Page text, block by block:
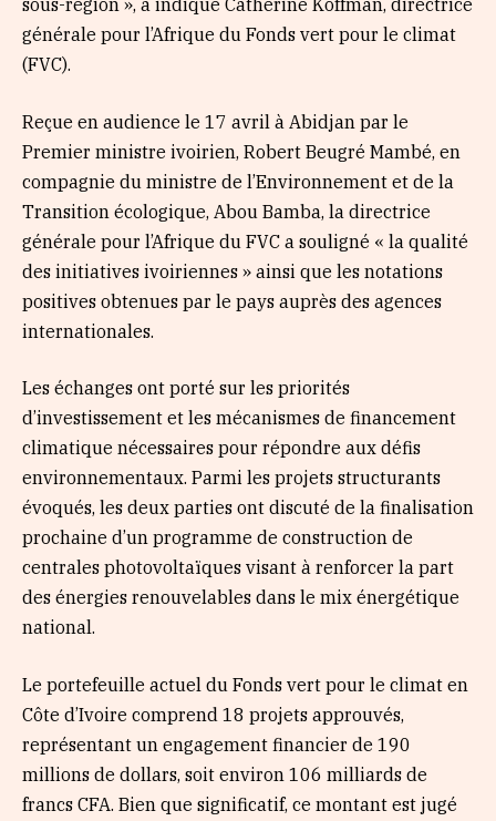
sous-région », a indiqué Catherine Koffman, directrice
générale pour l’Afrique du Fonds vert pour le climat
(FVC).
Reçue en audience le 17 avril à Abidjan par le
Premier ministre ivoirien, Robert Beugré Mambé, en
compagnie du ministre de l’Environnement et de la
Transition écologique, Abou Bamba, la directrice
générale pour l’Afrique du FVC a souligné « la qualité
des initiatives ivoiriennes » ainsi que les notations
positives obtenues par le pays auprès des agences
internationales.
Les échanges ont porté sur les priorités
d’investissement et les mécanismes de financement
climatique nécessaires pour répondre aux défis
environnementaux. Parmi les projets structurants
évoqués, les deux parties ont discuté de la finalisation
prochaine d’un programme de construction de
centrales photovoltaïques visant à renforcer la part
des énergies renouvelables dans le mix énergétique
national.
Le portefeuille actuel du Fonds vert pour le climat en
Côte d’Ivoire comprend 18 projets approuvés,
représentant un engagement financier de 190
millions de dollars, soit environ 106 milliards de
francs CFA. Bien que significatif, ce montant est jugé